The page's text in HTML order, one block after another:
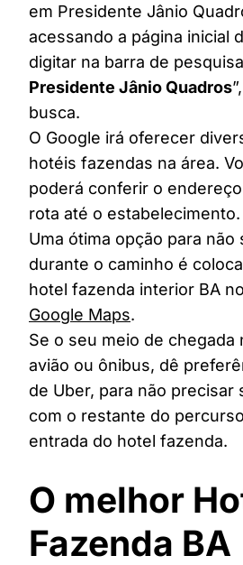
em Presidente Jânio
acessando a página inicial
digitar na barra de
Presidente Jânio Quadros
busca.
O Google irá oferecer
hotéis fazendas na área.
poderá conferir o
rota até o estabelecimento.
Uma ótima opção para não
durante o caminho é
hotel fazenda interior BA no
Google Maps.
Se o seu meio de chegada
avião ou ônibus, dê
de Uber, para não precisar
com o restante do
entrada do hotel fazenda.
O melhor
Fazenda BA